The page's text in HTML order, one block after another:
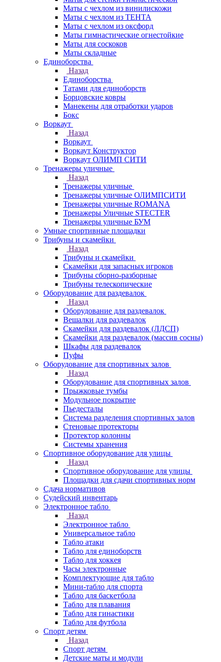
Маты с чехлом из винилискожи
Маты с чехлом из ТЕНТА
Маты с чехлом из оксфорд
Маты гимнастические огнестойкие
Маты для соскоков
Маты складные
Единоборства
Назад
Единоборства
Татами для единоборств
Борцовские ковры
Манекены для отработки ударов
Бокс
Воркаут
Назад
Воркаут
Воркаут Конструктор
Воркаут ОЛИМП СИТИ
Тренажеры уличные
Назад
Тренажеры уличные
Тренажеры уличные ОЛИМПСИТИ
Тренажеры уличные ROMANA
Тренажеры Уличные STECTER
Тренажеры уличные БУМ
Умные спортивные площадки
Трибуны и скамейки
Назад
Трибуны и скамейки
Скамейки для запасных игроков
Трибуны сборно-разборные
Трибуны телескопические
Оборудование для раздевалок
Назад
Оборудование для раздевалок
Вешалки для раздевалок
Скамейки для раздевалок (ЛДСП)
Скамейки для раздевалок (массив сосны)
Шкафы для раздевалок
Пуфы
Оборудование для спортивных залов
Назад
Оборудование для спортивных залов
Прыжковые тумбы
Модульное покрытие
Пьедесталы
Система разделения спортивных залов
Стеновые протекторы
Протектор колонны
Системы хранения
Спортивное оборудование для улицы
Назад
Спортивное оборудование для улицы
Площадки для сдачи спортивных норм
Сдача нормативов
Судейский инвентарь
Электронное табло
Назад
Электронное табло
Универсальное табло
Табло атаки
Табло для единоборств
Табло для хоккея
Часы электронные
Комплектующие для табло
Мини-табло для спорта
Табло для баскетбола
Табло для плавания
Табло для гинастики
Табло для футбола
Спорт детям
Назад
Спорт детям
Детские маты и модули